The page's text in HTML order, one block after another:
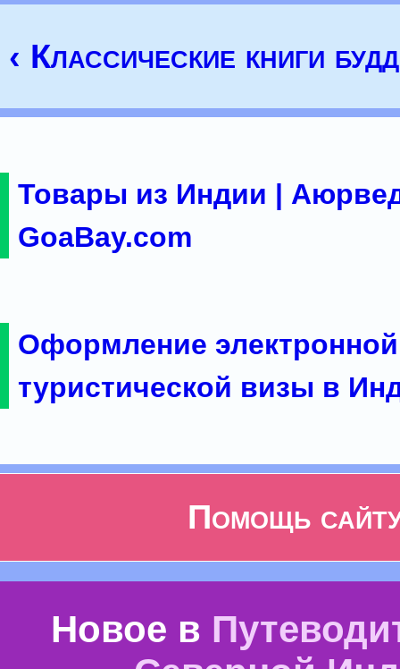
‹ Классические книги
Товары из Индии |
GoaBay.com
Оформление электронной
туристической визы в
Помощь
Новое в